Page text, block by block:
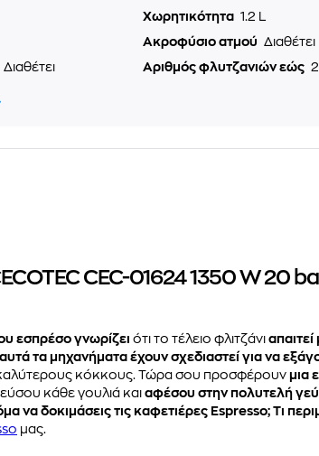
Χωρητικότητα 1.2 L
Ακροφύσιο ατμού Διαθέτει
Διαθέτει Αριθμός φλυτζανιών εώς 2
CEC-01624 1350 W 20
εσπρέσο γνωρίζει ότι το τέλειο φλιτζάνι απαιτεί
αυτά τα μηχανήματα έχουν σχεδιαστεί για να
κόκκους. Τώρα σου προσφέρουν μια
κάθε γουλιά και αφέσου στην πολυτελή
να δοκιμάσεις τις καφετιέρες Espresso; Τι
μας.